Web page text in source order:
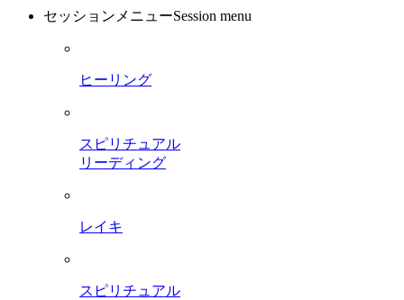
セッションメニューSession menu
ヒーリング
スピリチュアル
リーディング
レイキ
スピリチュアル